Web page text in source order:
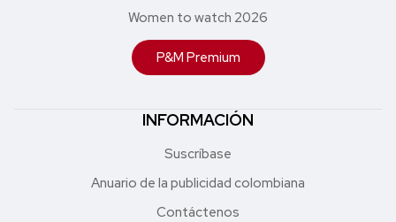
Women to watch 2026
P&M Premium
INFORMACIÓN
Suscríbase
Anuario de la publicidad colombiana
Contáctenos